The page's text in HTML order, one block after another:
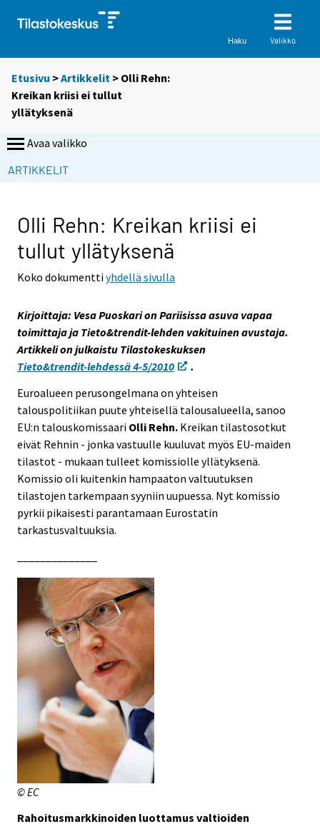
Haku Valikko
Etusivu >Artikkelit > Olli Rehn:
Kreikan kriisi ei tullut
yllätyksenä
Avaa valikko
ARTIKKELIT
Olli Rehn: Kreikan kriisi ei
tullut yllätyksenä
Koko dokumenttiyhdellä sivulla
Kirjoittaja: Vesa Puoskari on Pariisissa asuva vapaa
toimittaja ja Tieto&trendit-lehden vakituinen avustaja.
Artikkeli on julkaistu Tilastokeskuksen
Tieto&trendit-lehdessä 4-5/2010
.
Euroalueen perusongelmana on yhteisen
talouspolitiikan puute yhteisellä talousalueella, sanoo
EU:n talouskomissaari Olli Rehn. Kreikan tilastosotkut
eivät Rehnin - jonka vastuulle kuuluvat myös EU-maiden
tilastot - mukaan tulleet komissiolle yllätyksenä.
Komissio oli kuitenkin hampaaton valtuutuksen
tilastojen tarkempaan syyniin uupuessa. Nyt komissio
pyrkii pikaisesti parantamaan Eurostatin
tarkastusvaltuuksia.
© EC
Rahoitusmarkkinoiden luottamus valtioiden